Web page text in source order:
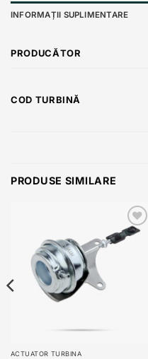
INFORMAȚII SUPLIMENTARE
PRODUCĂTOR
COD TURBINĂ
PRODUSE SIMILARE
Add to
wishlist
ACTUATOR TURBINA